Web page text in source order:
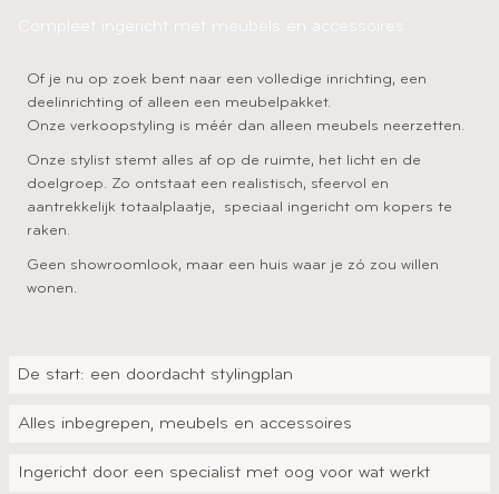
Compleet ingericht met meubels en accessoires
De start: een doordacht stylingplan
Alles inbegrepen, meubels en accessoires
Ingericht door een specialist met oog voor wat werkt
Of je nu op zoek bent naar een volledige inrichting, een
deelinrichting of alleen een meubelpakket.
Onze verkoopstyling is méér dan alleen meubels neerzetten.
Onze stylist stemt alles af op de ruimte, het licht en de
doelgroep. Zo ontstaat een realistisch, sfeervol en
aantrekkelijk totaalplaatje, speciaal ingericht om kopers te
raken.
Geen showroomlook, maar een huis waar je zó zou willen
wonen.